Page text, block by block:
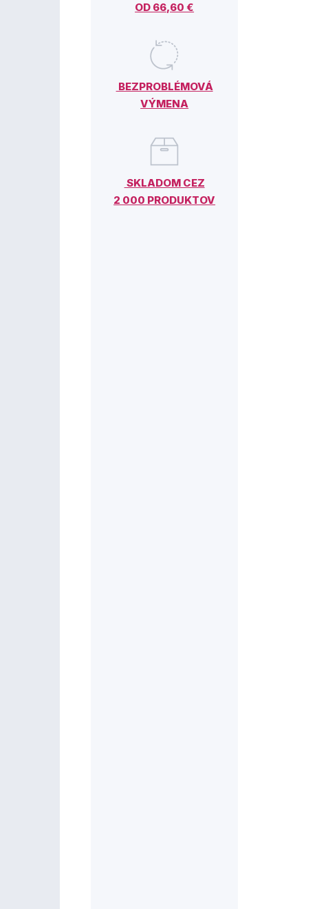
OD 66,60 €
BEZPROBLÉMOVÁ
VÝMENA
SKLADOM CEZ
2 000 PRODUKTOV